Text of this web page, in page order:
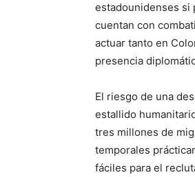
estadounidenses si
cuentan con
actuar tanto en
presencia
El riesgo de una
estallido
tres millones de
temporales
fáciles para el